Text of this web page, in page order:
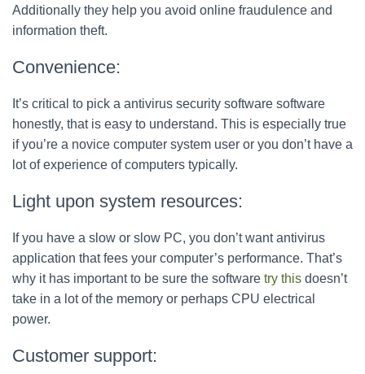
Additionally they help you avoid online fraudulence and
information theft.
Convenience:
It’s critical to pick a antivirus security software software
honestly, that is easy to understand. This is especially true
if you’re a novice computer system user or you don’t have a
lot of experience of computers typically.
Light upon system resources:
If you have a slow or slow PC, you don’t want antivirus
application that fees your computer’s performance. That’s
why it has important to be sure the software try this doesn’t
take in a lot of the memory or perhaps CPU electrical
power.
Customer support: